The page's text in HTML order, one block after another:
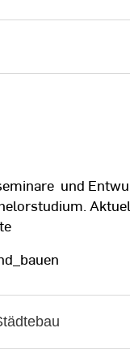
und